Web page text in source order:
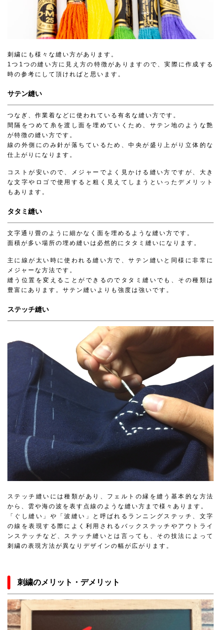
刺繍にも様々な縫い方があります。
1つ1つの縫い方に見え方の特徴がありますので、実際に作成する
時の参考にして頂ければと思います。
サテン縫い
つなぎ、作業着などに使われている有名な縫い方です。
間隔をつめて糸を渡し面を埋めていくため、サテン地のような艶
が特徴の縫い方です。
線の外側にのみ針が落ちているため、中央が盛り上がり立体的な
仕上がりになります。
コストが安いので、メジャーでよく見かける縫い方ですが、大き
な文字やロゴで使用すると粗く見えてしまうといったデメリット
もあります。
タタミ縫い
文字通り畳のように細かなく面を埋めるような縫い方です。
面積が多い場所の埋め縫いは必然的にタタミ縫いになります。
主に線が太い時に使われる縫い方で、サテン縫いと同様に非常に
メジャーな方法です。
縫う位置を変えることができるのでタタミ縫いでも、その種類は
豊富にあります。サテン縫いよりも強度は強いです。
ステッチ縫い
ステッチ縫いには種類があり、フェルトの縁を縫う基本的な方法
から、雲や海の波を表す点線のような縫い方まで様々あります。
「ぐし縫い」や「波縫い」と呼ばれるランニングステッチ、文字
の線を表現する際によく利用されるバックステッチやアウトライ
ンステッチなど、ステッチ縫いとは言っても、その技法によって
刺繍の表現方法が異なりデザインの幅が広がります。
刺繍のメリット・デメリット